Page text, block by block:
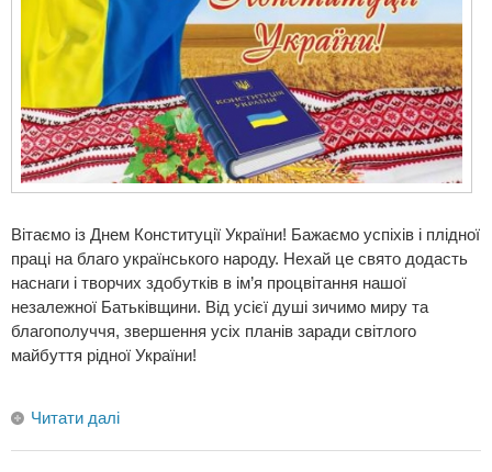
Вітаємо із Днем Конституції України! Бажаємо успіхів і плідної
праці на благо українського народу. Нехай це свято додасть
наснаги і творчих здобутків в ім’я процвітання нашої
незалежної Батьківщини. Від усієї душі зичимо миру та
благополуччя, звершення усіх планів заради світлого
майбуття рідної України!
Читати далі